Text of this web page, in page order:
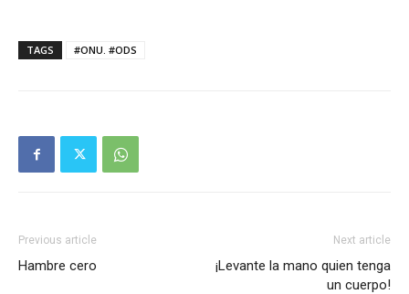
TAGS #ONU. #ODS
Previous article
Hambre cero
Next article
¡Levante la mano quien tenga
un cuerpo!